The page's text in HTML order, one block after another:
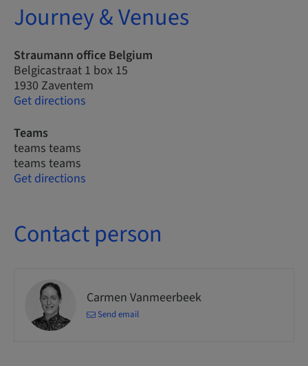
Journey & Venues
Straumann office Belgium
Belgicastraat 1 box 15
1930 Zaventem
Get directions
Teams
teams teams
teams teams
Get directions
Contact person
Carmen Vanmeerbeek
Send email